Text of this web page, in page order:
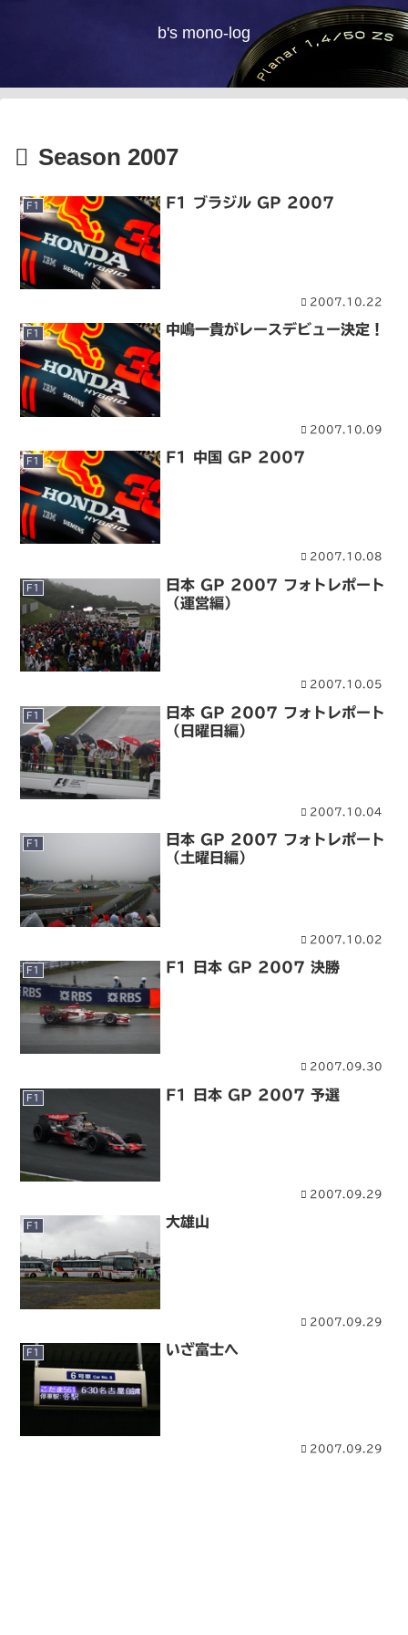
b's mono-log
Season 2007
F1 F1 ブラジル GP 2007
2007.10.22
F1 中嶋一貴がレースデビュー決定！
2007.10.09
F1 F1 中国 GP 2007
2007.10.08
F1
日本 GP 2007 フォトレポート
（運営編）
2007.10.05
F1
日本 GP 2007 フォトレポート
（日曜日編）
2007.10.04
F1
日本 GP 2007 フォトレポート
（土曜日編）
2007.10.02
F1 F1 日本 GP 2007 決勝
2007.09.30
F1 F1 日本 GP 2007 予選
2007.09.29
F1 大雄山
2007.09.29
F1 いざ富士へ
2007.09.29